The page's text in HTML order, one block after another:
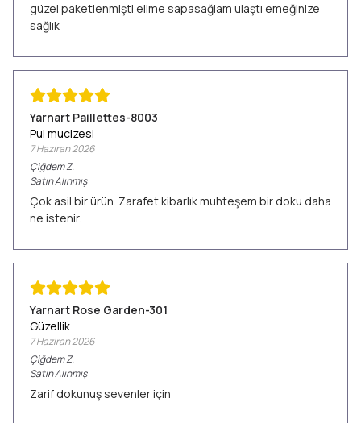
güzel paketlenmişti elime sapasağlam ulaştı emeğinize
sağlık
Yarnart Paillettes-8003
Pul mucizesi
7 Haziran 2026
ÇiğdemZ.
Satın Alınmış
Çok asil bir ürün. Zarafet kibarlık muhteşem bir doku daha
ne istenir.
Yarnart Rose Garden-301
Güzellik
7 Haziran 2026
ÇiğdemZ.
Satın Alınmış
Zarif dokunuş sevenler için